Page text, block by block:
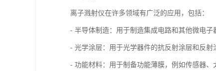
离子溅射仪在许多领域有广泛的应用，包括：
- 半导体制造：用于制造集成电路和其他微电子
- 光学涂层：用于光学器件的抗反射涂层和反射
- 功能材料：用于制备功能薄膜，例如传感器、